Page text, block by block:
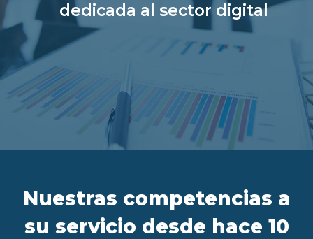
SU ESPACIO
ES FR IT
dedicada al sector digital
Nuestras competencias a
su servicio desde hace 10